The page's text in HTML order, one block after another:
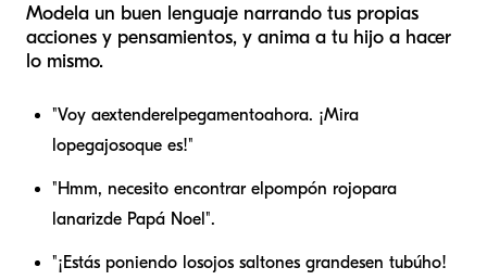
Modela un buen lenguaje narrando tus propias
acciones y pensamientos, y anima a tu hijo a hacer
lo mismo.
"Voy aextenderel pegamentoahora. ¡Mira
lopegajosoque es!"
"Hmm, necesito encontrar el pompón rojopara
lanarizde Papá Noel".
"¡Estás poniendo losojos saltones grandesen tubúho!